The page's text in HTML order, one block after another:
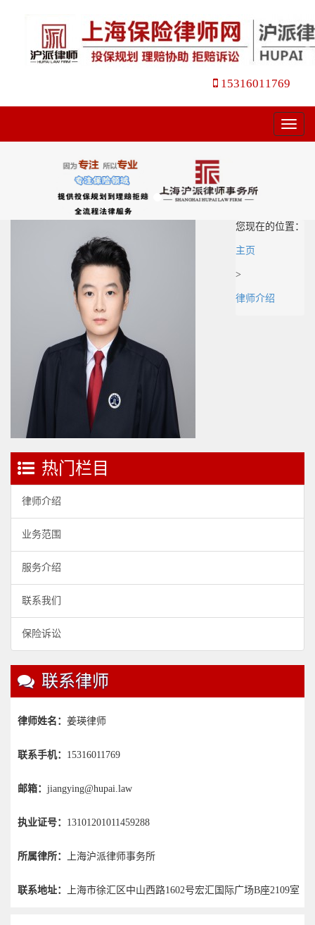
15316011769
菜
单
您现在的位置：
主页
>
律师介绍
热门栏目
律师介绍
业务范围
服务介绍
联系我们
保险诉讼
联系律师
律师姓名： 姜瑛律师
联系手机： 15316011769
邮箱： jiangying@hupai.law
执业证号： 13101201011459288
所属律所： 上海沪派律师事务所
联系地址： 上海市徐汇区中山西路1602号宏汇国际广场B座2109室